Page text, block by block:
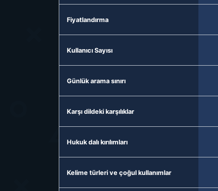
Fiyatlandırma
Kullanıcı Sayısı
Günlük arama sınırı
Karşı dildeki karşılıklar
Hukuk dalı kırılımları
Kelime türleri ve çoğul kullanımlar